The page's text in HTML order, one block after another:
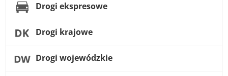
Drogi ekspresowe
Drogi krajowe
Drogi wojewódzkie